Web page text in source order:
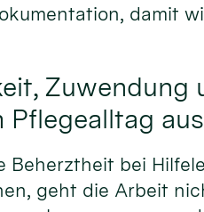
damit
Zuwendung
Beherztheit bei
geht die Arbeit